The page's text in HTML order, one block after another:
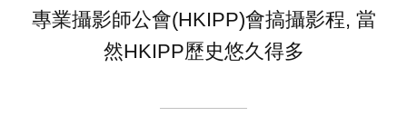
專業攝影師公會(HKIPP)會搞攝影程, 當
然HKIPP歷史悠久得多